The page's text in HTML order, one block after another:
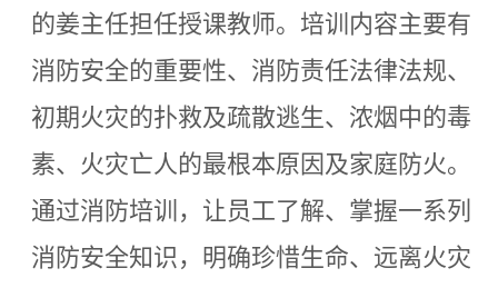
的姜主任担任授课教师。培训内容主要有
消防安全的重要性、消防责任法律法规、
初期火灾的扑救及疏散逃生、浓烟中的毒
素、火灾亡人的最根本原因及家庭防火。
通过消防培训，让员工了解、掌握一系列
消防安全知识，明确珍惜生命、远离火灾